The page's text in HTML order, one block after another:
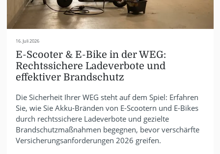
16. Juli 2026
E-Scooter & E-Bike in der WEG:
Rechtssichere Ladeverbote und
effektiver Brandschutz
Die Sicherheit Ihrer WEG steht auf dem Spiel: Erfahren
Sie, wie Sie Akku-Bränden von E-Scootern und E-Bikes
durch rechtssichere Ladeverbote und gezielte
Brandschutzmaßnahmen begegnen, bevor verschärfte
Versicherungsanforderungen 2026 greifen.